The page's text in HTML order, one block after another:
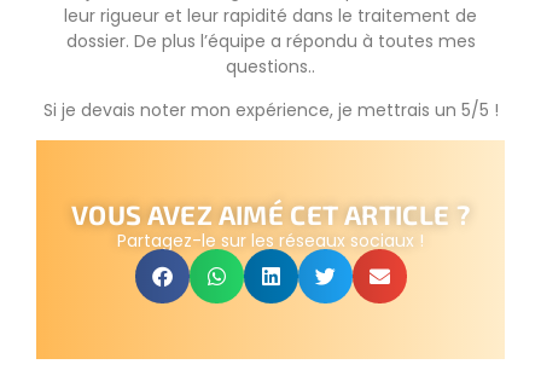
leur rigueur et leur rapidité dans le traitement de
dossier. De plus l’équipe a répondu à toutes mes
questions..
Si je devais noter mon expérience, je mettrais un 5/5 !
VOUS AVEZ AIMÉ CET ARTICLE ?
Partagez-le sur les réseaux sociaux !